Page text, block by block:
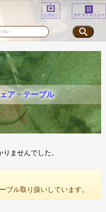
ログイン カテゴリメニュー
ア・テーブル
ませんでした。
ブル取り扱いしています。